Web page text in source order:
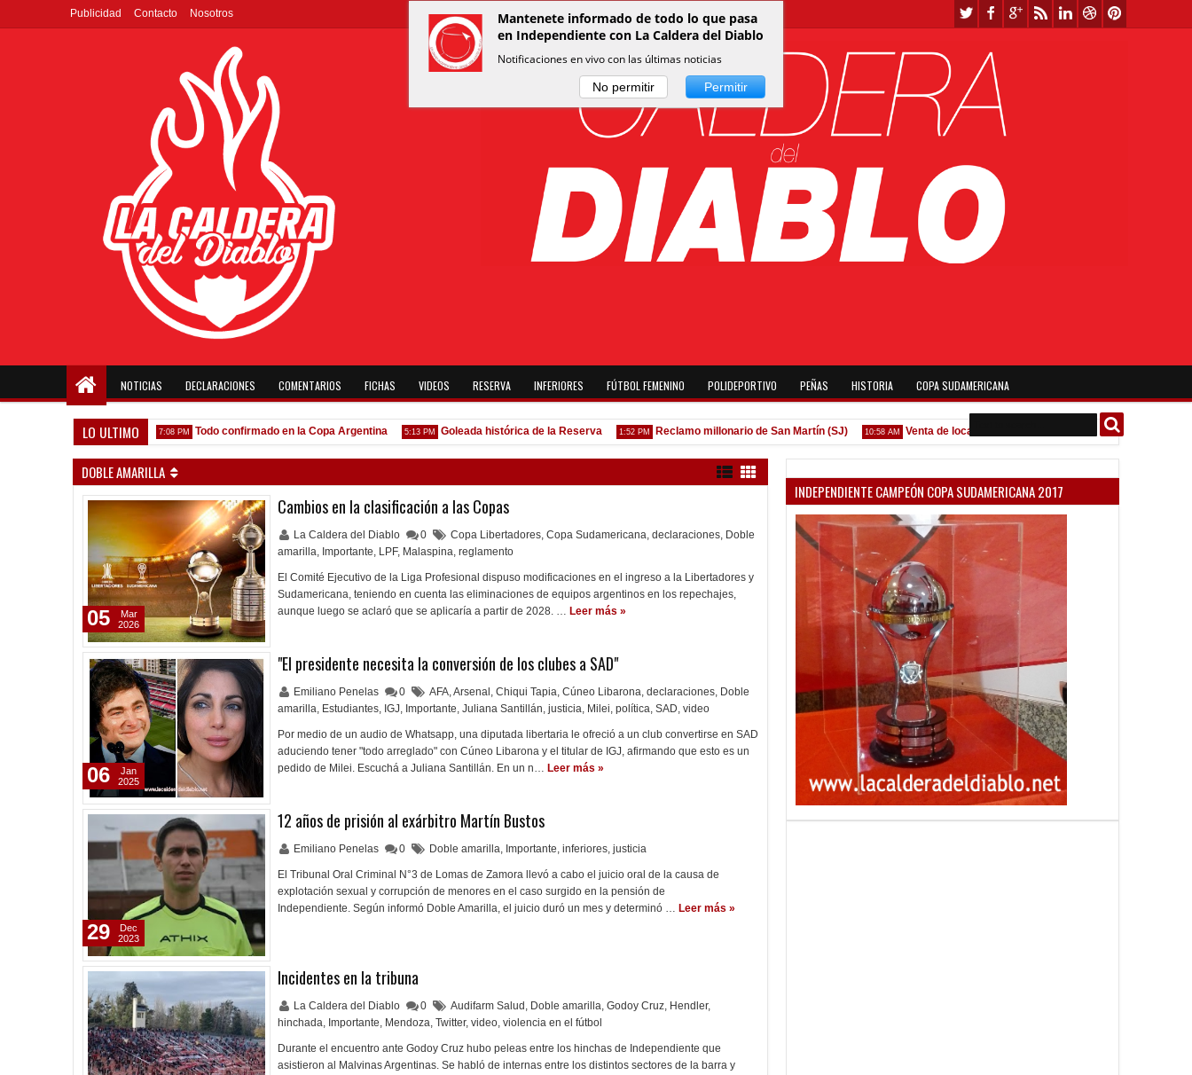
Publicidad Contacto Nosotros
NOTICIAS DECLARACIONES COMENTARIOS FICHAS VIDEOS RESERVA INFERIORES FÚTBOL FEMENINO POLIDEPORTIVO PEÑAS HISTORIA COPA SUDAMERICANA
LO ULTIMO
venga gente nueva" 7:08 PM Todo confirmado en la Copa Argentina 5:13 PM Goleada histórica de la Reserva 1:52 PM Reclamo millonario de San Martín (SJ) 10:58 AM Venta de localidades ante Platense 09:07 AM Godoy
DOBLE AMARILLA
Cambios en la clasificación a las Copas
La Caldera del Diablo 0 Copa Libertadores, Copa Sudamericana, declaraciones, Doble
amarilla, Importante, LPF, Malaspina, reglamento
El Comité Ejecutivo de la Liga Profesional dispuso modificaciones en el ingreso a la Libertadores y
Sudamericana, teniendo en cuenta las eliminaciones de equipos argentinos en los repechajes,
aunque luego se aclaró que se aplicaría a partir de 2028. … Leer más »
05
Mar
2026
"El presidente necesita la conversión de los clubes a SAD"
Emiliano Penelas 0 AFA,Arsenal , Chiqui Tapia, Cúneo Libarona, declaraciones, Doble
amarilla, Estudiantes, IGJ, Importante, Juliana Santillán, justicia, Milei, política, SAD, video
Por medio de un audio de Whatsapp, una diputada libertaria le ofreció a un club convertirse en SAD
aduciendo tener "todo arreglado" con Cúneo Libarona y el titular de IGJ, afirmando que esto es un
pedido de Milei. Escuchá a Juliana Santillán. En un n… Leer más »
06
Jan
2025
12 años de prisión al exárbitro Martín Bustos
Emiliano Penelas 0 Doble amarilla, Importante, inferiores, justicia
El Tribunal Oral Criminal N°3 de Lomas de Zamora llevó a cabo el juicio oral de la causa de
explotación sexual y corrupción de menores en el caso surgido en la pensión de
Independiente. Según informó Doble Amarilla, el juicio duró un mes y determinó … Leer más »
29
Dec
2023
Incidentes en la tribuna
La Caldera del Diablo 0 Audifarm Salud , Doble amarilla, Godoy Cruz, Hendler,
hinchada, Importante, Mendoza, Twitter, video, violencia en el fútbol
Durante el encuentro ante Godoy Cruz hubo peleas entre los hinchas de Independiente que
asistieron al Malvinas Argentinas. Se habló de internas entre los distintos sectores de la barra y
INDEPENDIENTE CAMPEÓN COPA SUDAMERICANA 2017
Mantenete informado de todo lo que pasa
en Independiente con La Caldera del Diablo
Notificaciones en vivo con las últimas noticias
No permitir Permitir